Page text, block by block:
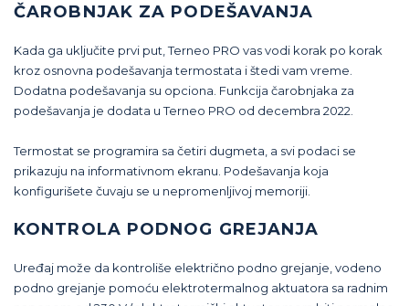
ČAROBNJAK ZA PODEŠAVANJA
Kada ga uključite prvi put, Terneo PRO vas vodi korak po korak
kroz osnovna podešavanja termostata i štedi vam vreme.
Dodatna podešavanja su opciona. Funkcija čarobnjaka za
podešavanja je dodata u Terneo PRO od decembra 2022.
Termostat se programira sa četiri dugmeta, a svi podaci se
prikazuju na informativnom ekranu. Podešavanja koja
konfigurišete čuvaju se u nepromenljivoj memoriji.
KONTROLA PODNOG GREJANJA
Uređaj može da kontroliše električno podno grejanje, vodeno
podno grejanje pomoću elektrotermalnog aktuatora sa radnim